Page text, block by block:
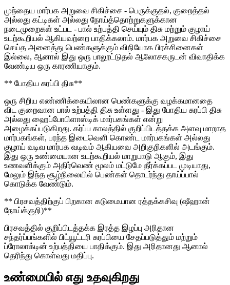
முந்தைய மார்பக அறுவை சிகிச்சை - பெருக்குதல், குறைத்தல்
அல்லது கட்டிகள் அல்லது நோய்த்தொற்றுகளுக்கான
நடைமுறைகள் உட்பட - பால் உற்பத்தி செய்யும் திசு மற்றும் குழாய்
உடற்கூறியல் ஆகியவற்றை பாதிக்கலாம். மார்பக அறுவை சிகிச்சை
செய்த அனைத்து பெண்களுக்கும் விநியோக பிரச்சினைகள்
இல்லை, ஆனால் இது ஒரு பாலூட்டுதல் ஆலோசகருடன் விவாதிக்க
வேண்டிய ஒரு காரணியாகும்.
** போதிய சுரப்பி திசு**
ஒரு சிறிய எண்ணிக்கையிலான பெண்களுக்கு வழக்கமானதை
விட குறைவான பால் உற்பத்தி திசு உள்ளது - இது போதிய சுரப்பி திசு
அல்லது ஹைப்போபிளாஸ்டிக் மார்பகங்கள் என்று
அழைக்கப்படுகிறது. கர்ப்ப காலத்தில் குறிப்பிடத்தக்க அளவு மாறாத
மார்பகங்கள், பரந்த இடைவெளி கொண்ட மார்பகங்கள் அல்லது
குழாய் வடிவ மார்பக வடிவம் ஆகியவை அறிகுறிகளில் அடங்கும்.
இது ஒரு உண்மையான உடற்கூறியல் மாறுபாடு ஆகும், இது
உணவளிக்கும் அதிர்வெண் மூலம் மட்டுமே தீர்க்கப்பட முடியாது,
மேலும் இந்த சூழ்நிலையில் பெண்கள் தொடர்ந்து தாய்ப்பால்
கொடுக்க வேண்டும்.
** பிரசவத்திற்குப் பிறகான கடுமையான ரத்தக்கசிவு (ஷீஹான்
நோய்க்குறி)**
பிரசவத்தில் குறிப்பிடத்தக்க இரத்த இழப்பு அரிதான
சந்தர்ப்பங்களில் பிட்யூட்டரி சுரப்பியை சேதப்படுத்தும் மற்றும்
ப்ரோலாக்டின் உற்பத்தியை பாதிக்கும். இது அரிதானது ஆனால்
தெரிந்து கொள்வது மதிப்பு.
உண்மையில் எது உதவுகிறது